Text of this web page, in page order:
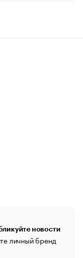
новости
личный бренд